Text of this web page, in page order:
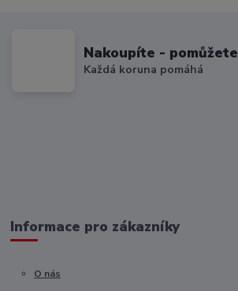
Nakoupíte - pomůžete
Každá koruna pomáhá
Informace pro zákazníky
O nás